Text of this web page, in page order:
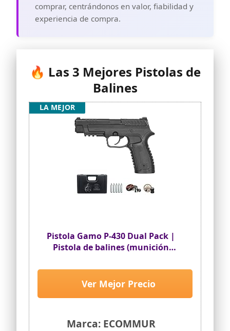
comprar, centrándonos en valor, fiabilidad y
experiencia de compra.
🔥 Las 3 Mejores Pistolas de
Balines
Pistola Gamo P-430 Dual Pack |
Pistola de balines (munición
hasta 150 m/s semiautomática
(CO2) - 3.5 Julios
Marca: ECOMMUR
Ver Mejor Precio
LA MEJOR